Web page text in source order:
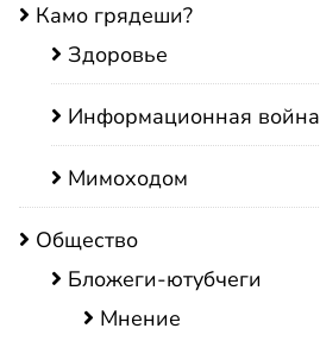
Камо грядеши?
Здоровье
Информационная война
Мимоходом
Общество
Бложеги-ютубчеги
Мнение